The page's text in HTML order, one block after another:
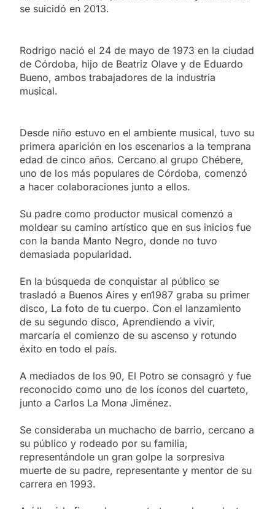
se suicidó en 2013.
Rodrigo nació el 24 de mayo de 1973 en la ciudad
de Córdoba, hijo de Beatriz Olave y de Eduardo
Bueno, ambos trabajadores de la industria
musical.
Desde niño estuvo en el ambiente musical, tuvo su
primera aparición en los escenarios a la temprana
edad de cinco años. Cercano al grupo Chébere,
uno de los más populares de Córdoba, comenzó
a hacer colaboraciones junto a ellos.
Su padre como productor musical comenzó a
moldear su camino artístico que en sus inicios fue
con la banda Manto Negro, donde no tuvo
demasiada popularidad.
En la búsqueda de conquistar al público se
trasladó a Buenos Aires y en1987 graba su primer
disco, La foto de tu cuerpo. Con el lanzamiento
de su segundo disco, Aprendiendo a vivir,
marcaría el comienzo de su ascenso y rotundo
éxito en todo el país.
A mediados de los 90, El Potro se consagró y fue
reconocido como uno de los íconos del cuarteto,
junto a Carlos La Mona Jiménez.
Se consideraba un muchacho de barrio, cercano a
su público y rodeado por su familia,
representándole un gran golpe la sorpresiva
muerte de su padre, representante y mentor de su
carrera en 1993.